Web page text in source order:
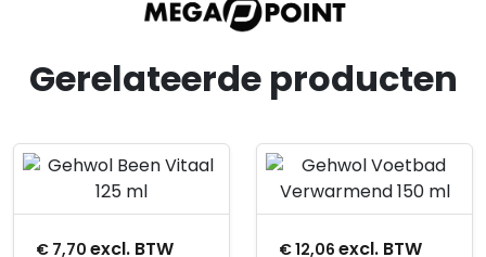
Gerelateerde producten
Product openen
€ 7,70 excl. BTW
Product openen
€12,06 excl. BTW